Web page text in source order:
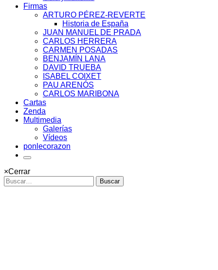
Firmas
ARTURO PÉREZ-REVERTE
Historia de España
JUAN MANUEL DE PRADA
CARLOS HERRERA
CARMEN POSADAS
BENJAMÍN LANA
DAVID TRUEBA
ISABEL COIXET
PAU ARENÓS
CARLOS MARIBONA
Cartas
Zenda
Multimedia
Galerías
Vídeos
ponlecorazon
×Cerrar
Buscar